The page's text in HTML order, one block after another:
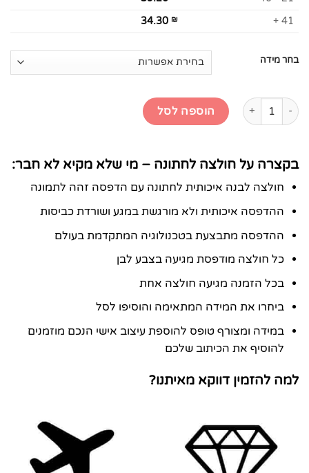
41 +
34.30 ₪
בחר מידה
כמות של חולצה לחתונה - מי שלא מקיא לא חבר
הוספה לסל
בקצרה על חולצה לחתונה – מי שלא מקיא לא חבר:
חולצה לבנה איכותית לחתונה עם הדפסה זהה לתמונה
ההדפסה איכותית ולא מורגשת במגע ושורדת כביסות
ההדפסה מתבצעת בטכנולוגיה המתקדמת בעולם
כל חולצה מודפסת מגיעה בצבע לבן
בכל הזמנה מגיעה חולצה אחת
ביחרו את המידה המתאימה והוסיפו לסל
במידה ומצורף טופס להוספת עיצוב אישי הנכם מוזמנים
להוסיף את הכיתוב שלכם
למה להזמין דווקא מאיתנו?